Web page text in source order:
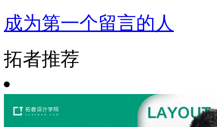
成为第一个留言的人
拓者推荐